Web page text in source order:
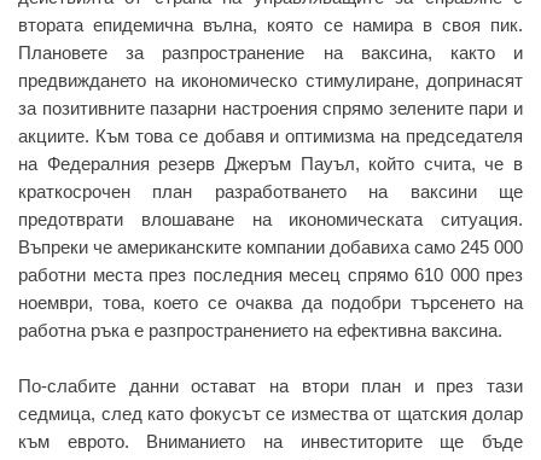
втората епидемична вълна, която се намира в своя пик.
Плановете за разпространение на ваксина, както и
предвиждането на икономическо стимулиране, допринасят
за позитивните пазарни настроения спрямо зелените пари и
акциите. Към това се добавя и оптимизма на председателя
на Федералния резерв Джеръм Пауъл, който счита, че в
краткосрочен план разработването на ваксини ще
предотврати влошаване на икономическата ситуация.
Въпреки че американските компании добавиха само 245 000
работни места през последния месец спрямо 610 000 през
ноември, това, което се очаква да подобри търсенето на
работна ръка е разпространението на ефективна ваксина.
По-слабите данни остават на втори план и през тази
седмица, след като фокусът се измества от щатския долар
към еврото. Вниманието на инвеститорите ще бъде